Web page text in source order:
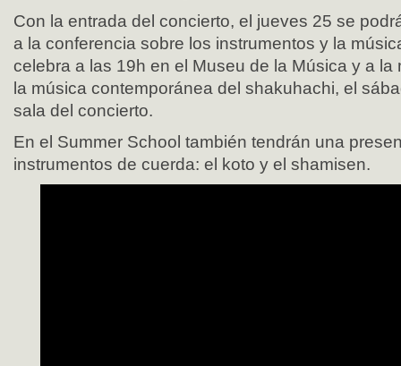
Con la entrada del concierto, el jueves 25 se
a la conferencia sobre los instrumentos y la
celebra a las 19h en el Museu de la Música y a la
la música contemporánea del shakuhachi, el
sala del concierto.
En el Summer School también tendrán una
instrumentos de cuerda: el koto y el shamisen.